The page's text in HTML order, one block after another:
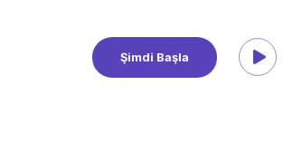
Şimdi Başla